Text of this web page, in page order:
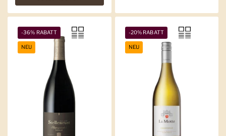
-36% RABATT
NEU
-20% RABATT
NEU